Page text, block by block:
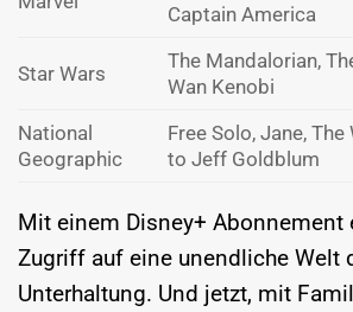
Captain America
Star Wars
The Mandalorian,
Wan Kenobi
National
Geographic
Free Solo, Jane,
to Jeff Goldblum
Mit einem Disney+ Abonnement
Zugriff auf eine unendliche Welt
Unterhaltung. Und jetzt, mit